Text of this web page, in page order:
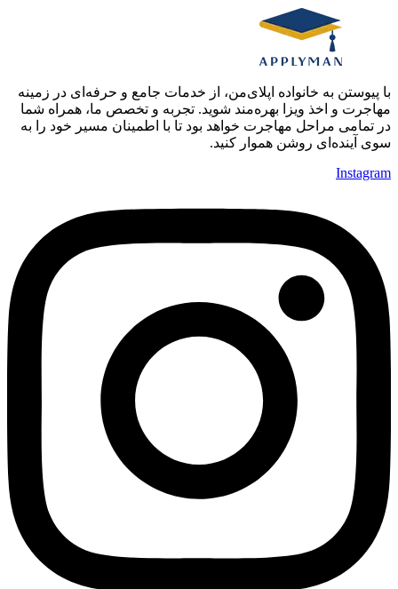
با پیوستن به خانواده اپلای‌من، از خدمات جامع و حرفه‌ای در زمینه
مهاجرت و اخذ ویزا بهره‌مند شوید. تجربه و تخصص ما، همراه شما
در تمامی مراحل مهاجرت خواهد بود تا با اطمینان مسیر خود را به
سوی آینده‌ای روشن هموار کنید.
Instagram